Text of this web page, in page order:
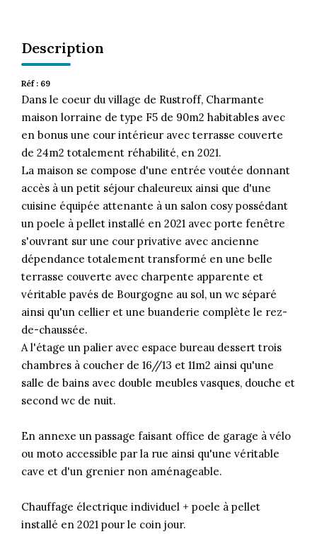
Description
Réf : 69
Dans le coeur du village de Rustroff, Charmante
maison lorraine de type F5 de 90m2 habitables avec
en bonus une cour intérieur avec terrasse couverte
de 24m2 totalement réhabilité, en 2021.
La maison se compose d'une entrée voutée donnant
accès à un petit séjour chaleureux ainsi que d'une
cuisine équipée attenante à un salon cosy possédant
un poele à pellet installé en 2021 avec porte fenêtre
s'ouvrant sur une cour privative avec ancienne
dépendance totalement transformé en une belle
terrasse couverte avec charpente apparente et
véritable pavés de Bourgogne au sol, un wc séparé
ainsi qu'un cellier et une buanderie complète le rez-
de-chaussée.
A l'étage un palier avec espace bureau dessert trois
chambres à coucher de 16//13 et 11m2 ainsi qu'une
salle de bains avec double meubles vasques, douche et
second wc de nuit.
En annexe un passage faisant office de garage à vélo
ou moto accessible par la rue ainsi qu'une véritable
cave et d'un grenier non aménageable.
Chauffage électrique individuel + poele à pellet
installé en 2021 pour le coin jour.